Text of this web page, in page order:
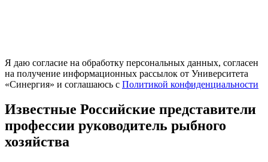
Я даю согласие на обработку персональных данных, согласен
на получение информационных рассылок от Университета
«Синергия» и соглашаюсь c Политикой конфиденциальности
Известные Российские представители
профессии руководитель рыбного
хозяйства